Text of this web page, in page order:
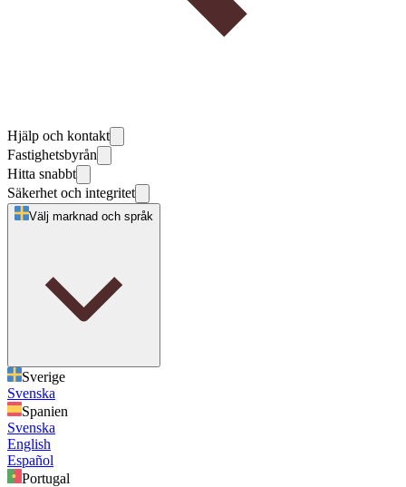
Hjälp och kontakt
Fastighetsbyrån
Hitta snabbt
Säkerhet och integritet
Välj marknad och språk
Sverige
Svenska
Spanien
Svenska
English
Español
Portugal